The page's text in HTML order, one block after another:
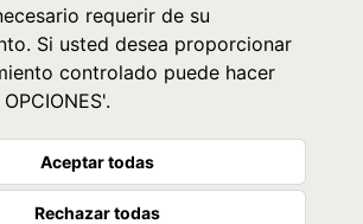
requerir de su
Si usted desea proporcionar
controlado puede hacer
Aceptar todas
Rechazar todas